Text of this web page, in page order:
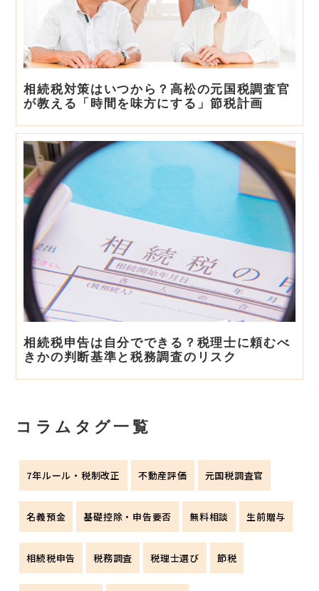
相続税対策はいつから？高松の元国税調査官
が教える「時間を味方にする」節税計画
相続税申告は自分でできる？税理士に頼むべ
きかの判断基準と税務調査のリスク
コラムタグ一覧
7年ルール・税制改正 不動産評価 元国税調査官
名義預金 基礎控除・申告要否 無料相談 生前贈与
相続税申告 税務調査 税理士選び 節税